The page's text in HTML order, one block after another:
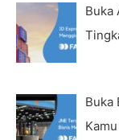
Buka
Buka
Kamu